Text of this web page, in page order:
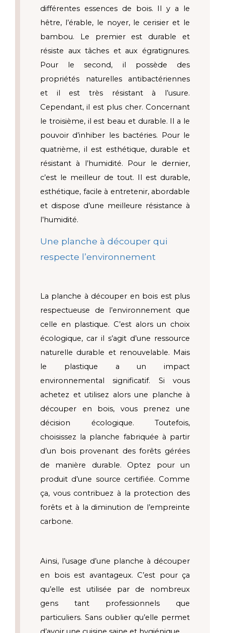
différentes essences de bois. Il y a le
hêtre, l’érable, le noyer, le cerisier et le
bambou. Le premier est durable et
résiste aux tâches et aux égratignures.
Pour le second, il possède des
propriétés naturelles antibactériennes
et il est très résistant à l’usure.
Cependant, il est plus cher. Concernant
le troisième, il est beau et durable. Il a le
pouvoir d’inhiber les bactéries. Pour le
quatrième, il est esthétique, durable et
résistant à l’humidité. Pour le dernier,
c’est le meilleur de tout. Il est durable,
esthétique, facile à entretenir, abordable
et dispose d’une meilleure résistance à
l’humidité.
Une planche à découper qui
respecte l’environnement
La planche à découper en bois est plus
respectueuse de l’environnement que
celle en plastique. C’est alors un choix
écologique, car il s’agit d’une ressource
naturelle durable et renouvelable. Mais
le plastique a un impact
environnemental significatif. Si vous
achetez et utilisez alors une planche à
découper en bois, vous prenez une
décision écologique. Toutefois,
choisissez la planche fabriquée à partir
d’un bois provenant des forêts gérées
de manière durable. Optez pour un
produit d’une source certifiée. Comme
ça, vous contribuez à la protection des
forêts et à la diminution de l’empreinte
carbone.
Ainsi, l’usage d’une planche à découper
en bois est avantageux. C’est pour ça
qu’elle est utilisée par de nombreux
gens tant professionnels que
particuliers. Sans oublier qu’elle permet